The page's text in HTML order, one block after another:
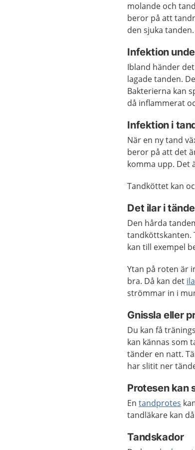
molande och
beror på att
den sjuka tanden.
Infektion
Ibland händer
lagade tanden.
Bakterierna kan
då inflammerat
Infektion i
När en ny tand
beror på att det
komma upp. Det
Tandköttet kan
Det ilar i
Den hårda
tandköttskanten.
kan till exempel
Ytan på roten är
bra. Då kan det
strömmar in i
Gnissla eller
Du kan få
kan kännas som
tänder en natt.
har slitit ner
Protesen kan
Entandprotes
tandläkare kan
Tandskador